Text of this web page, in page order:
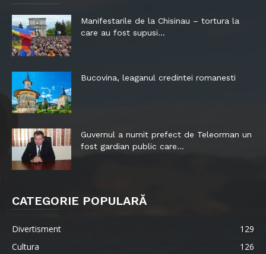
Manifestarile de la Chisinau – tortura la
care au fost supusi...
Bucovina, leaganul credintei romanesti
Guvernul a numit prefect de Teleorman un
fost gardian public care...
CATEGORIE POPULARĂ
Divertisment
129
Cultura
126